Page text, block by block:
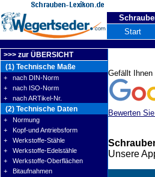
Start
>>> zur ÜBERSICHT
(1) Technische Maße
+ nach DIN-Norm
+ nach ISO-Norm
+ nach ARTikel-Nr.
(2) Technische Daten
+ Normung
+ Kopf-und Antriebsform
+ Werkstoffe-Stähle
+ Werkstoffe-Edelstähle
+ Werkstoffe-Oberflächen
+ Bitaufnahmen
Gefällt Ihnen
Bewerten
Unsere